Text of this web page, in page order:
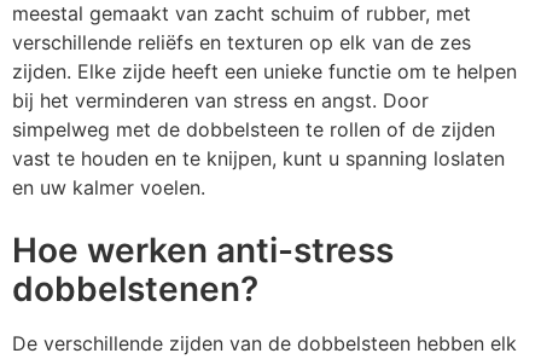
meestal gemaakt van zacht schuim of rubber, met
verschillende reliëfs en texturen op elk van de zes
zijden. Elke zijde heeft een unieke functie om te helpen
bij het verminderen van stress en angst. Door
simpelweg met de dobbelsteen te rollen of de zijden
vast te houden en te knijpen, kunt u spanning loslaten
en uw kalmer voelen.
Hoe werken anti-stress
dobbelstenen?
De verschillende zijden van de dobbelsteen hebben elk